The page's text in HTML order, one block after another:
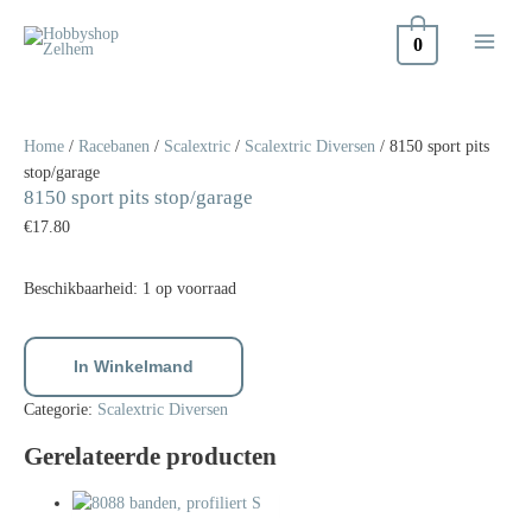
naar
0
Home / Racebanen / Scalextric / Scalextric Diversen / 8150 sport pits
stop/garage
8150 sport pits stop/garage
€17.80
Beschikbaarheid: 1 op voorraad
pits
stop/garage
aantal
In Winkelmand
Categorie: Scalextric Diversen
Gerelateerde producten